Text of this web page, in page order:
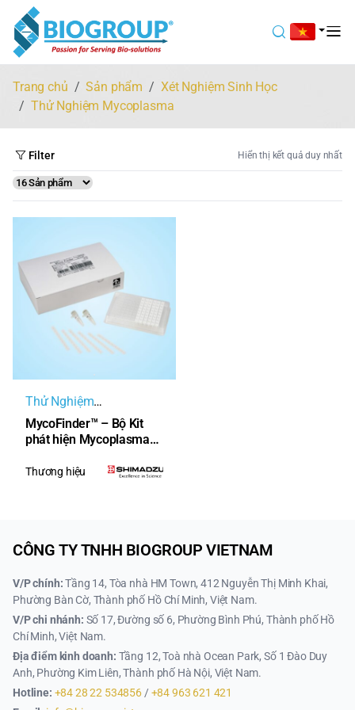
Trang chủ Sản phẩm
Xét Nghiệm Sinh Học
Thử Nghiệm Mycoplasma
Hiển thị kết quả duy nhất
Filter
Thử Nghiệm
Mycoplasma
MycoFinder™ – Bộ Kit
phát hiện Mycoplasma
chuẩn dược điển Nhật
Thương hiệu
CÔNG TY TNHH BIOGROUP VIETNAM
V/P chính:Tầng 14, Tòa nhà HM Town, 412 Nguyễn Thị Minh Khai,
Phường Bàn Cờ, Thành phố Hồ Chí Minh, Việt Nam.
V/P chi nhánh: Số 17, Đường số 6, Phường Bình Phú, Thành phố Hồ
Chí Minh, Việt Nam.
Địa điểm kinh doanh: Tầng 12, Toà nhà Ocean Park, Số 1 Đào Duy
Anh, Phường Kim Liên, Thành phố Hà Nội, Việt Nam.
Hotline: +84 28 22 534856 /+84 963 621 421